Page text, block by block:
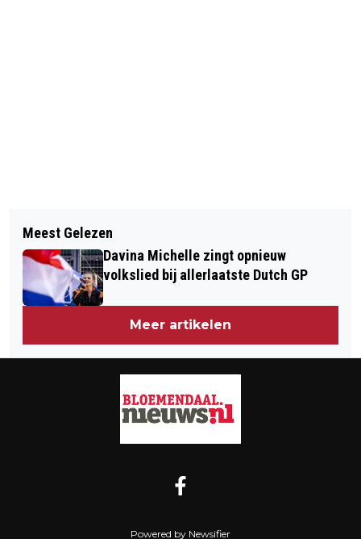
DOOR DE LENS VAN WILLEM VISSER –
ZESDELIGE SERIE OVER FOTOGRAFIE:
#3: DIERENFOTOGRAFIE
AFSLUITING VOGELENZANGSEWEG
(N206) WEGENS WERKZAAMHEDEN
AAN VERKEERSDREMPELS
Meest Gelezen
Davina Michelle zingt opnieuw
volkslied bij allerlaatste Dutch GP
Meer artikelen
Powered by Newsifier